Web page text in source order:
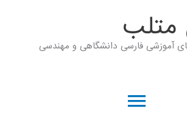
متلب
آموزشی فارسی دانشگاهی و مهندسی
فهرست